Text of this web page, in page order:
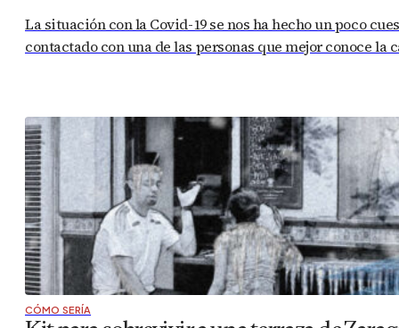
La situación con la Covid-19 se nos ha hecho un poco
contactado con una de las personas que mejor conoce
CÓMO SERÍA